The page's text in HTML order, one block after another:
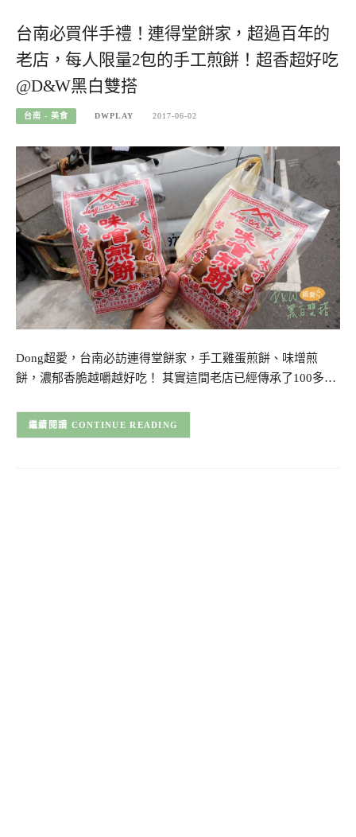
台南必買伴手禮！連得堂餅家，超過百年的
老店，每人限量2包的手工煎餅！超香超好吃
@D&W黑白雙搭
台南 - 美食 DWPLAY 2017-06-02
Dong超愛，台南必訪連得堂餅家，手工雞蛋煎餅、味增煎
餅，濃郁香脆越嚼越好吃！ 其實這間老店已經傳承了100多…
CONTINUE READING